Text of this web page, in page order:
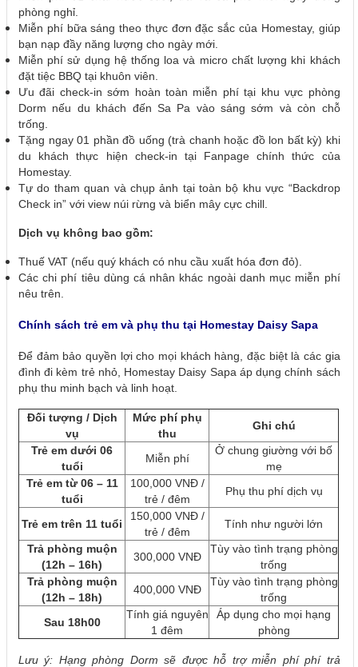
phòng nghỉ.
Miễn phí bữa sáng theo thực đơn đặc sắc của Homestay, giúp
bạn nạp đầy năng lượng cho ngày mới.
Miễn phí sử dụng hệ thống loa và micro chất lượng khi khách
đặt tiệc BBQ tại khuôn viên.
Ưu đãi check-in sớm hoàn toàn miễn phí tại khu vực phòng
Dorm nếu du khách đến Sa Pa vào sáng sớm và còn chỗ
trống.
Tặng ngay 01 phần đồ uống (trà chanh hoặc đồ lon bất kỳ) khi
du khách thực hiện check-in tại Fanpage chính thức của
Homestay.
Tự do tham quan và chụp ảnh tại toàn bộ khu vực “Backdrop
Check in” với view núi rừng và biển mây cực chill.
Dịch vụ không bao gồm:
Thuế VAT (nếu quý khách có nhu cầu xuất hóa đơn đỏ).
Các chi phí tiêu dùng cá nhân khác ngoài danh mục miễn phí
nêu trên.
Chính sách trẻ em và phụ thu tại Homestay Daisy Sapa
Để đảm bảo quyền lợi cho mọi khách hàng, đặc biệt là các gia
đình đi kèm trẻ nhỏ, Homestay Daisy Sapa áp dụng chính sách
phụ thu minh bạch và linh hoạt.
Đối tượng / Dịch
vụ
Mức phí phụ
thu
Ghi chú
Trẻ em dưới 06
tuổi
Miễn phí
Ở chung giường với bố
mẹ
Trẻ em từ 06 – 11
tuổi
100,000 VNĐ /
trẻ / đêm
Phụ thu phí dịch vụ
Trẻ em trên 11 tuổi
150,000 VNĐ /
trẻ / đêm
Tính như người lớn
Trả phòng muộn
(12h – 16h)
300,000 VNĐ
Tùy vào tình trạng phòng
trống
Trả phòng muộn
(12h – 18h)
400,000 VNĐ
Tùy vào tình trạng phòng
trống
Sau 18h00
Tính giá nguyên
1 đêm
Áp dụng cho mọi hạng
phòng
Lưu ý: Hạng phòng Dorm sẽ được hỗ trợ miễn phí phí trả